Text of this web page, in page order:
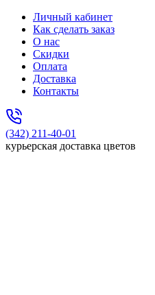
Личный кабинет
Как сделать заказ
О нас
Скидки
Оплата
Доставка
Контакты
(342) 211-40-01
курьерская доставка цветов